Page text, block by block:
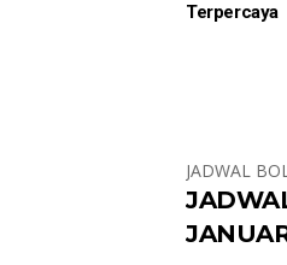
Terpercaya
JADWAL